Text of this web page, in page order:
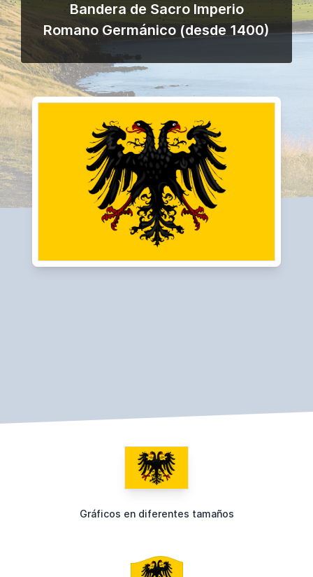
Bandera de Sacro Imperio
Romano Germánico (desde 1400)
Gráficos en diferentes tamaños